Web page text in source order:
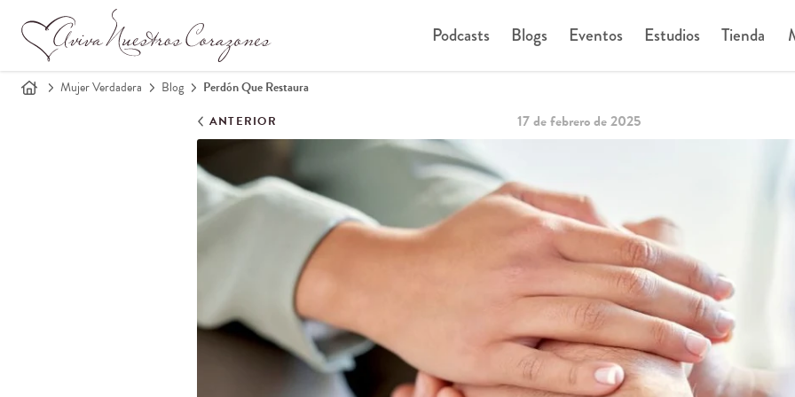
Podcasts Blogs Eventos Estudios Tienda
Mujer Verdadera Blog Perdón Que Restaura
ANTERIOR 17 de febrero de 2025